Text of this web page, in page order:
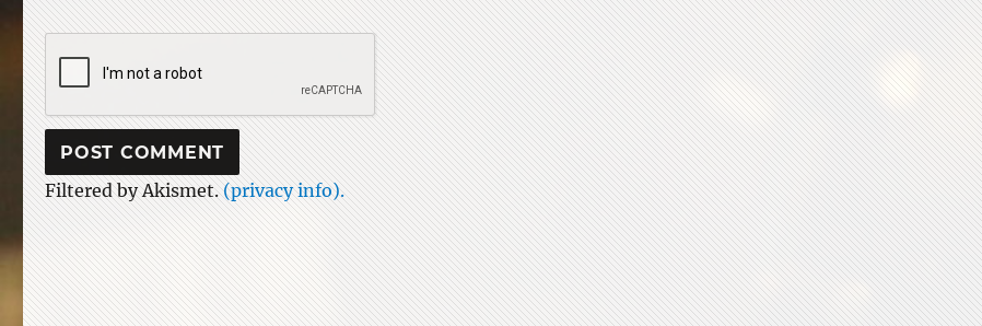
Filtered by Akismet.(privacy info).